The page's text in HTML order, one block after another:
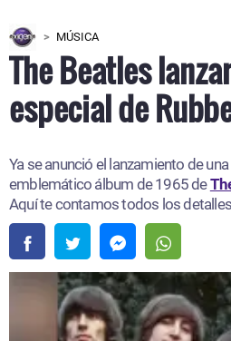
MÚSICA
The Beatles
especial de
Ya se anunció el lanzamiento de
emblemático álbum de 1965 de
Aquí te contamos todos los